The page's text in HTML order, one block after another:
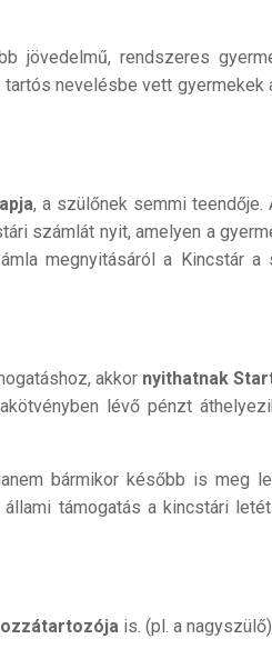
jövedelmű, rendszeres
nevelésbe vett gyermekek
, a szülőnek semmi teendője.
számlát nyit, amelyen a
megnyitásáról a Kincstár a
akkor nyithatnak
lévő pénzt
bármikor később is meg
támogatás a kincstári
is. (pl. a